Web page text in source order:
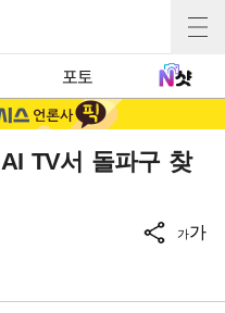
포토
TV서 돌파구 찾
가가